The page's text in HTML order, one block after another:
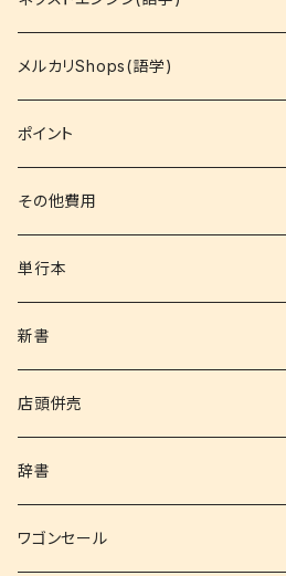
コミック
文庫
その他書籍
書籍以外
メルカリShops(語学)
ポイント
その他費用
単行本
新書
店頭併売
辞書
ワゴンセール